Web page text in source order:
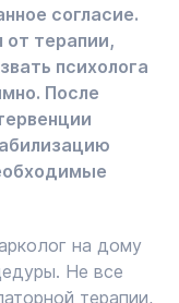
согласие.
от терапии,
психолога
После
на дому
Не все
терапии,